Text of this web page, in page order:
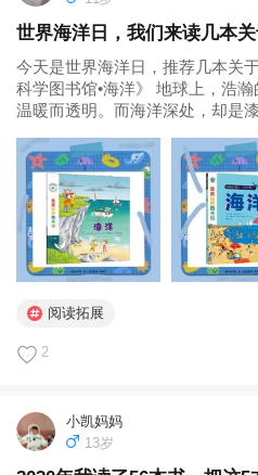
世界海洋日，我们来读几本
今天是世界海洋日，推荐几本关
科学图书馆•海洋》 地球上，浩瀚的海洋无处不在，海水的表面
温暖而透明。而海洋深处，却是
底世界充满了奥秘！ 3-6岁的宝
书...
阅读拓展
2
小凯妈妈
13岁